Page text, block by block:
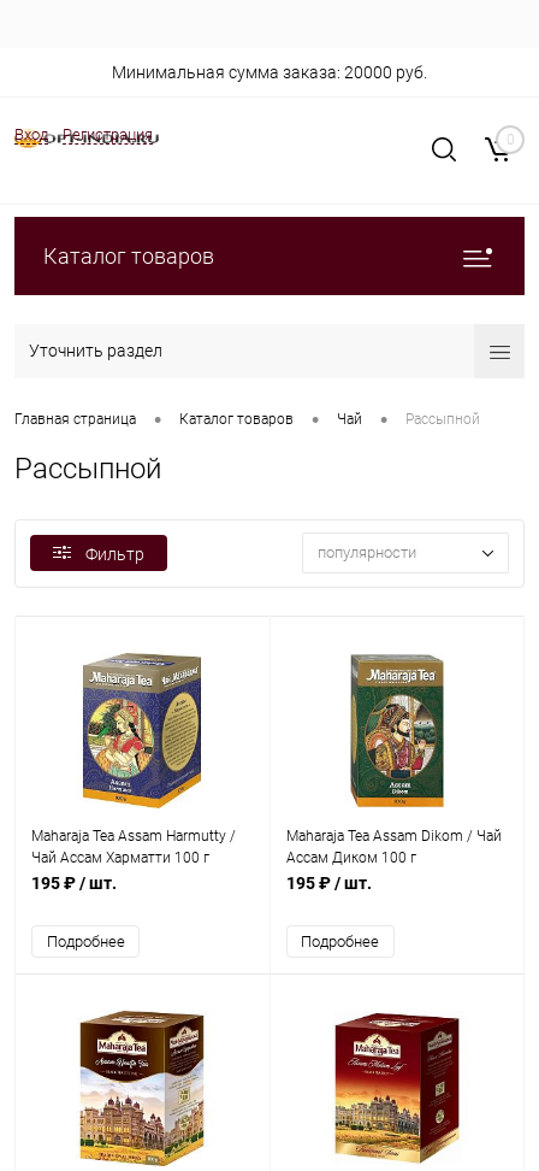
Вход Регистрация
Минимальная сумма заказа: 20000 руб.
0
Каталог товаров
Уточнить раздел
Главная страница • Каталог товаров • Чай • Рассыпной
Рассыпной
Фильтр популярности
Maharaja Tea Assam Harmutty /
Чай Ассам Харматти 100 г
195 ₽/ шт.
Подробнее
Maharaja Tea Assam Dikom / Чай
Ассам Диком 100 г
195 ₽/ шт.
Подробнее